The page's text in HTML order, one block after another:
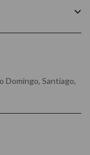
Domingo, Santiago,